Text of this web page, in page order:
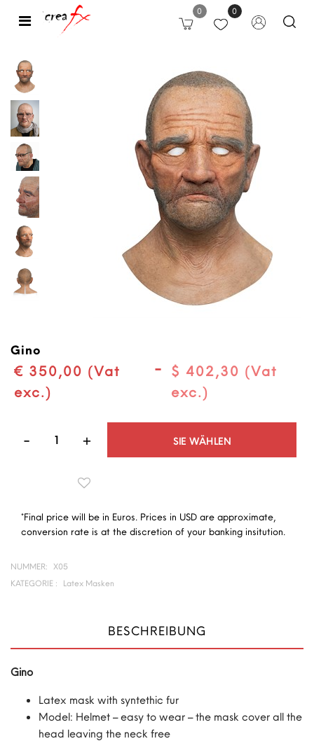
Open 0 0
Gino
€ 350,00 (Vat
exc.)
-
$ 402,30 (Vat
exc.)
SIE WÄHLEN
*Final price will be in Euros. Prices in USD are approximate,
conversion rate is at the discretion of your banking insitution.
NUMMER:
X05
KATEGORIE :
Latex Masken
BESCHREIBUNG
Gino
Latex mask with syntethic fur
Model: Helmet – easy to wear – the mask cover all the
head leaving the neck free